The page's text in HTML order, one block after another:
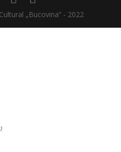
„Bucovina” - 2022